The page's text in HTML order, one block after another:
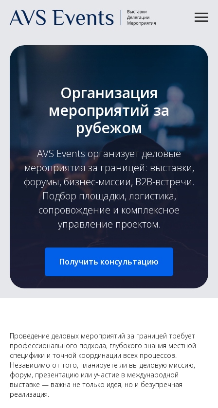
Организация
мероприятий за
рубежом
AVS Events организует деловые
мероприятия за границей: выставки,
форумы, бизнес-миссии, B2B-встречи.
Подбор площадки, логистика,
сопровождение и комплексное
управление проектом.
Получить консультацию
Проведение деловых мероприятий за границей требует
профессионального подхода, глубокого знания местной
специфики и точной координации всех процессов.
Независимо от того, планируете ли вы деловую миссию,
форум, презентацию или участие в международной
выставке — важна не только идея, но и безупречная
реализация.